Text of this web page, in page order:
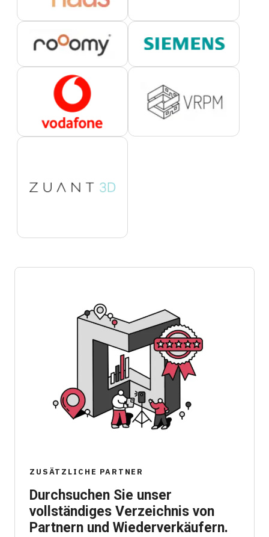
ZUSÄTZLICHE PARTNER
Durchsuchen Sie unser
vollständiges Verzeichnis von
Partnern und Wiederverkäufern.